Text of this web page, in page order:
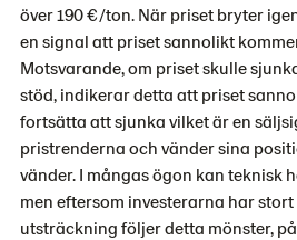
över 190 €/ton. När priset bryter
en signal att priset sannolikt
Motsvarande, om priset skulle
stöd, indikerar detta att priset
fortsätta att sjunka vilket är en
pristrenderna och vänder sina
vänder. I mångas ögon kan teknisk
men eftersom investerarna har
utsträckning följer detta mönster,